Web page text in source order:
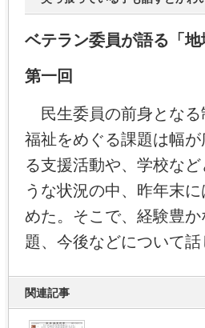
ベテラン委員が語る「地
第一回
民生委員の前身となる
福祉をめぐる課題は幅
る支援活動や、学校な
うな状況の中、昨年末
めた。そこで、経験豊
題、今後などについて
関連記事